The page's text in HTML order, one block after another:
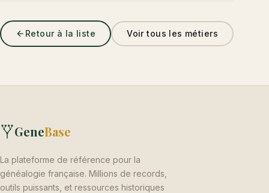
Retour à la liste Voir tous les métiers
GeneBase
La plateforme de référence pour la
généalogie française. Millions de records,
outils puissants, et ressources historiques